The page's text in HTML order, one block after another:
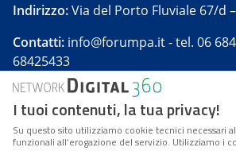
Indirizzo:Via del Porto Fluviale 67/d
Contatti: info@forumpa.it- tel. 06
68425433
Forumpa.itè una pubblicazione
presso Registro della stampa del
Reg. n. 182 del 2 maggio 2008 -
I tuoi contenuti, la tua privacy!
Su questo sito utilizziamo cookie tecnici necessari
funzionali all’erogazione del servizio. Utilizziamo i